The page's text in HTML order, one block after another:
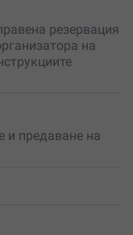
място, а
история,
Това не
прошка,
вещ – момент,
любим човек,
в живота ти –
резервация
на
и предаване на